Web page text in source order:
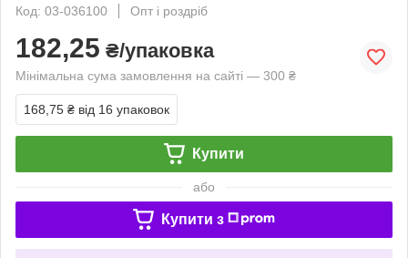
Код: 03-036100
Опт і роздріб
182,25 ₴/упаковка
Мінімальна сума замовлення на сайті — 300 ₴
168,75 ₴ від 16 упаковок
Купити
або
Купити з